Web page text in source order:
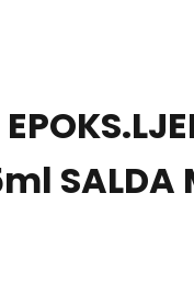
SALDA